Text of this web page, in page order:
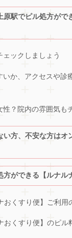
原駅でピル処方がで
ェックしましょう
いか、アクセスや診
性？院内の雰囲気も
い方、不安な方はオ
方ができる【ルナル
おくすり便】ご利用
おくすり便】のピル